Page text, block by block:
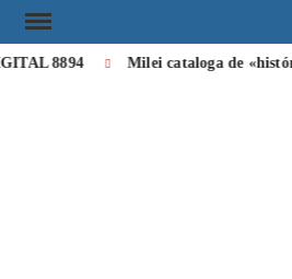
8894 Milei cataloga de